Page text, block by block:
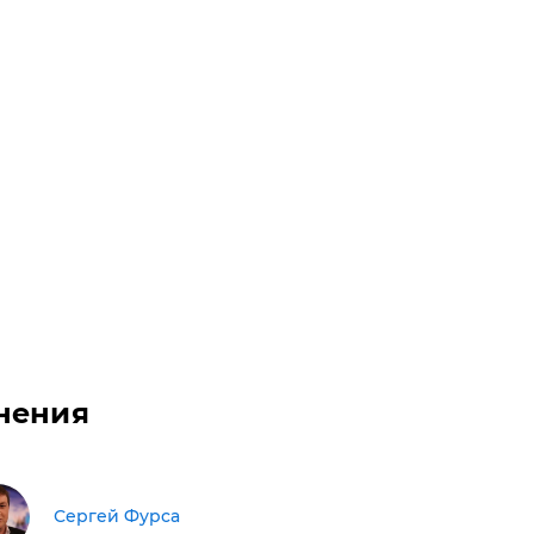
Сергей Фурса